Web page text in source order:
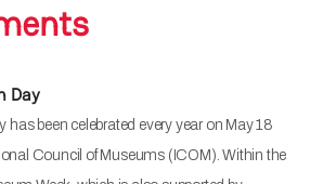
Day
has been celebrated every year on May 18
Council of Museums (ICOM). Within the